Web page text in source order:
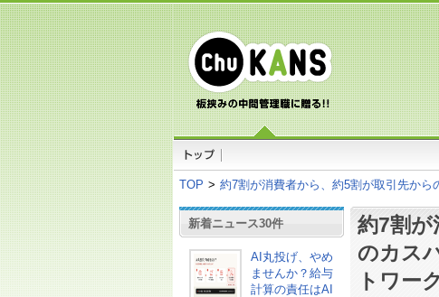
TOP > 約7割が消費者から、約5割が取引先か
新着ニュース30件
AI丸投げ、やめ
ませんか？給与
計算の責任はAI
約7割が
のカス
トワー